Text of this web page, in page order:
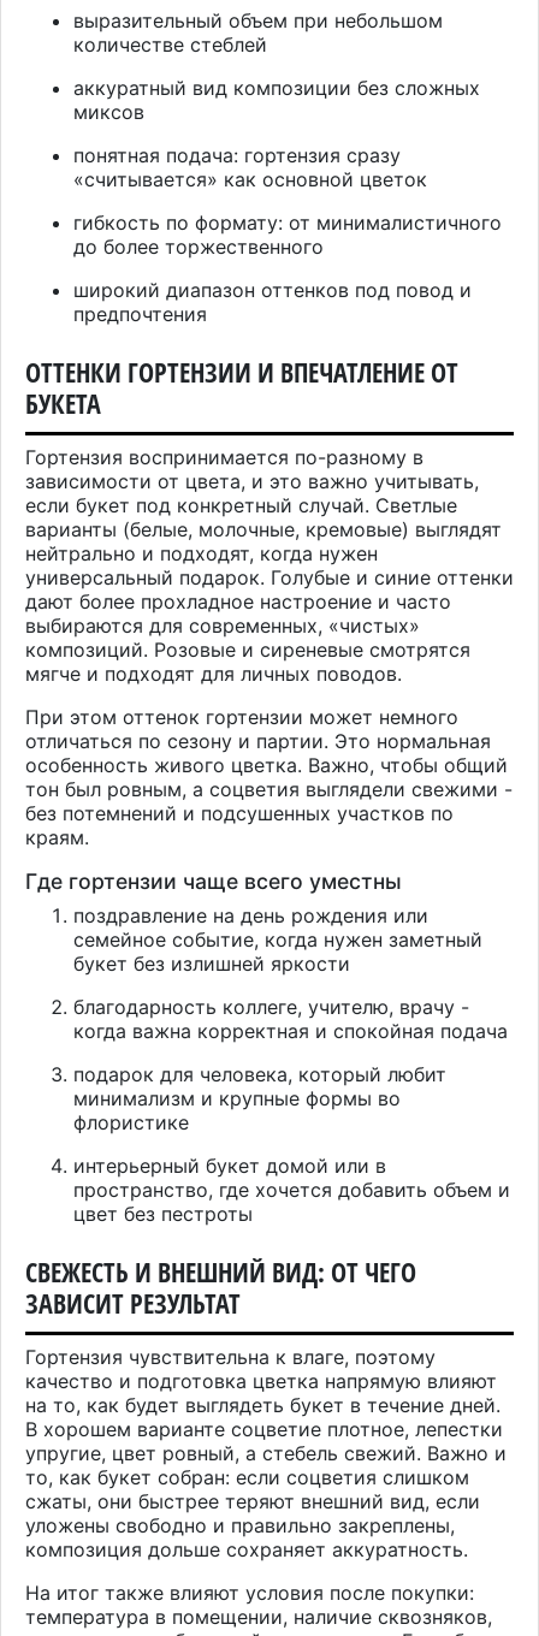
выразительный объем при небольшом
количестве стеблей
аккуратный вид композиции без сложных
миксов
понятная подача: гортензия сразу
«считывается» как основной цветок
гибкость по формату: от минималистичного
до более торжественного
широкий диапазон оттенков под повод и
предпочтения
ОТТЕНКИ ГОРТЕНЗИИ И ВПЕЧАТЛЕНИЕ ОТ
БУКЕТА
Гортензия воспринимается по-разному в
зависимости от цвета, и это важно учитывать,
если букет под конкретный случай. Светлые
варианты (белые, молочные, кремовые) выглядят
нейтрально и подходят, когда нужен
универсальный подарок. Голубые и синие оттенки
дают более прохладное настроение и часто
выбираются для современных, «чистых»
композиций. Розовые и сиреневые смотрятся
мягче и подходят для личных поводов.
При этом оттенок гортензии может немного
отличаться по сезону и партии. Это нормальная
особенность живого цветка. Важно, чтобы общий
тон был ровным, а соцветия выглядели свежими -
без потемнений и подсушенных участков по
краям.
Где гортензии чаще всего уместны
поздравление на день рождения или
семейное событие, когда нужен заметный
букет без излишней яркости
благодарность коллеге, учителю, врачу -
когда важна корректная и спокойная подача
подарок для человека, который любит
минимализм и крупные формы во
флористике
интерьерный букет домой или в
пространство, где хочется добавить объем и
цвет без пестроты
СВЕЖЕСТЬ И ВНЕШНИЙ ВИД: ОТ ЧЕГО
ЗАВИСИТ РЕЗУЛЬТАТ
Гортензия чувствительна к влаге, поэтому
качество и подготовка цветка напрямую влияют
на то, как будет выглядеть букет в течение дней.
В хорошем варианте соцветие плотное, лепестки
упругие, цвет ровный, а стебель свежий. Важно и
то, как букет собран: если соцветия слишком
сжаты, они быстрее теряют внешний вид, если
уложены свободно и правильно закреплены,
композиция дольше сохраняет аккуратность.
На итог также влияют условия после покупки:
температура в помещении, наличие сквозняков,